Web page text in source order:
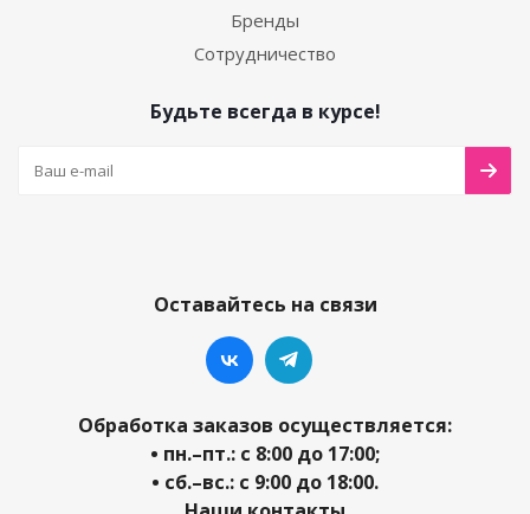
Бренды
Сотрудничество
Будьте всегда в курсе!
Оставайтесь на связи
Обработка заказов осуществляется:
• пн.–пт.: с 8:00 до 17:00;
• сб.–вс.: с 9:00 до 18:00.